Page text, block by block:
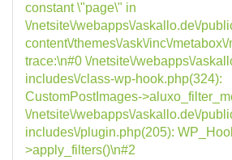
constant \"page\" in
\/netsite\/webapps\/askallo.de\/
content\/themes\/ask\/inc\/
trace:\n#0 \/netsite\/webapps\/
includes\/class-wp-hook.php(324):
CustomPostImages-
\/netsite\/webapps\/askallo.de\/
includes\/plugin.php(205):
>apply_filters()\n#2